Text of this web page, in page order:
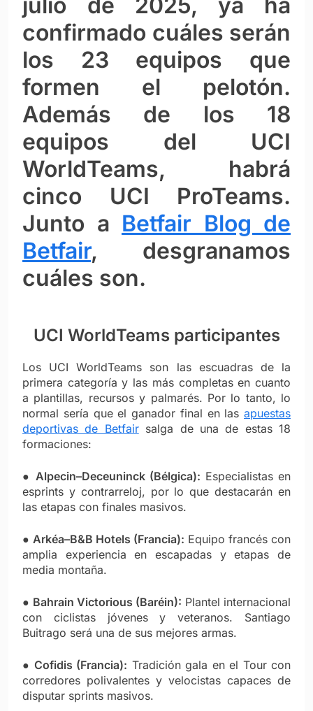
confirmado cuáles serán
los 23 equipos que
formen el pelotón.
Además de los 18
equipos del UCI
WorldTeams, habrá
cinco UCI ProTeams.
Junto a Betfair Blog de
Betfair, desgranamos
cuáles son.
UCI WorldTeams participantes
Los UCI WorldTeams son las escuadras de la
primera categoría y las más completas en cuanto
a plantillas, recursos y palmarés. Por lo tanto, lo
normal sería que el ganador final en las apuestas
deportivas de Betfairsalga de una de estas 18
formaciones:
● Alpecin–Deceuninck (Bélgica): Especialistas en
esprints y contrarreloj, por lo que destacarán en
las etapas con finales masivos.
● Arkéa–B&B Hotels (Francia): Equipo francés con
amplia experiencia en escapadas y etapas de
media montaña.
● Bahrain Victorious (Baréin): Plantel internacional
con ciclistas jóvenes y veteranos. Santiago
Buitrago será una de sus mejores armas.
● Cofidis (Francia): Tradición gala en el Tour con
corredores polivalentes y velocistas capaces de
disputar sprints masivos.